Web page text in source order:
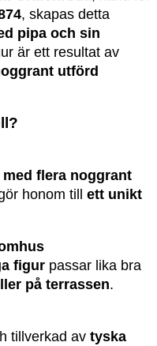
, skapas detta
pipa och sin
är ett resultat av
utförd
flera noggrant
honom till ett unikt
figur passar lika bra
på terrassen.
tillverkad av tyska